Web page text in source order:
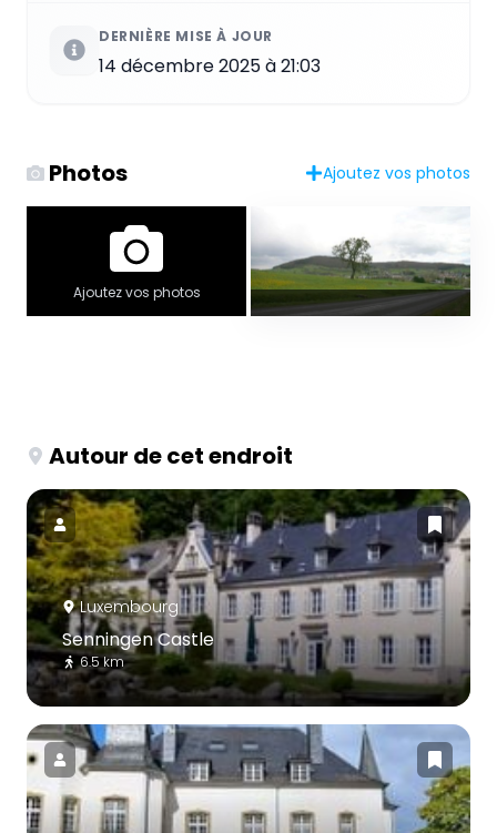
DERNIÈRE MISE À JOUR
14 décembre 2025 à 21:03
Photos Ajoutez vos photos
Ajoutez vos photos
Autour de cet endroit
Luxembourg
Senningen Castle
6.5 km